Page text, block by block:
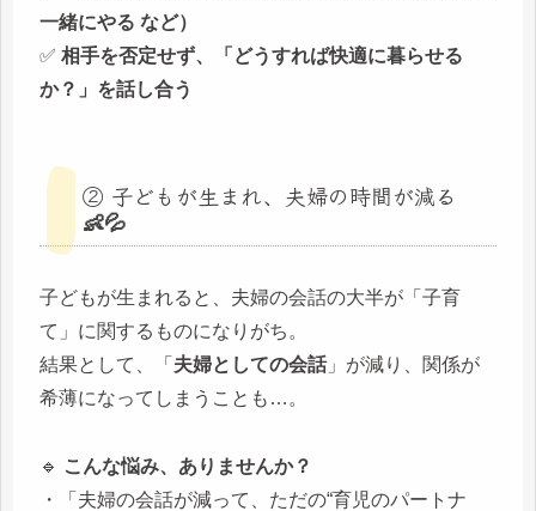
一緒にやる など）
✅ 相手を否定せず、「どうすれば快適に暮らせる
か？」を話し合う
② 子どもが生まれ、夫婦の時間が減る
👶💦
子どもが生まれると、夫婦の会話の大半が「子育
て」に関するものになりがち。
結果として、「 夫婦としての会話」が減り、関係が
希薄になってしまうことも…。
🔹 こんな悩み、ありませんか？
・「夫婦の会話が減って、ただの“育児のパートナ